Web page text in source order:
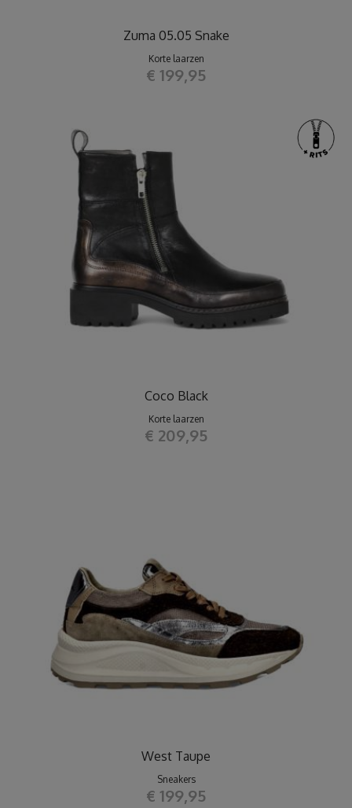
Zuma 05.05 Snake
Korte laarzen
€ 199,95
Coco Black
Korte laarzen
€ 209,95
West Taupe
Sneakers
€ 199,95